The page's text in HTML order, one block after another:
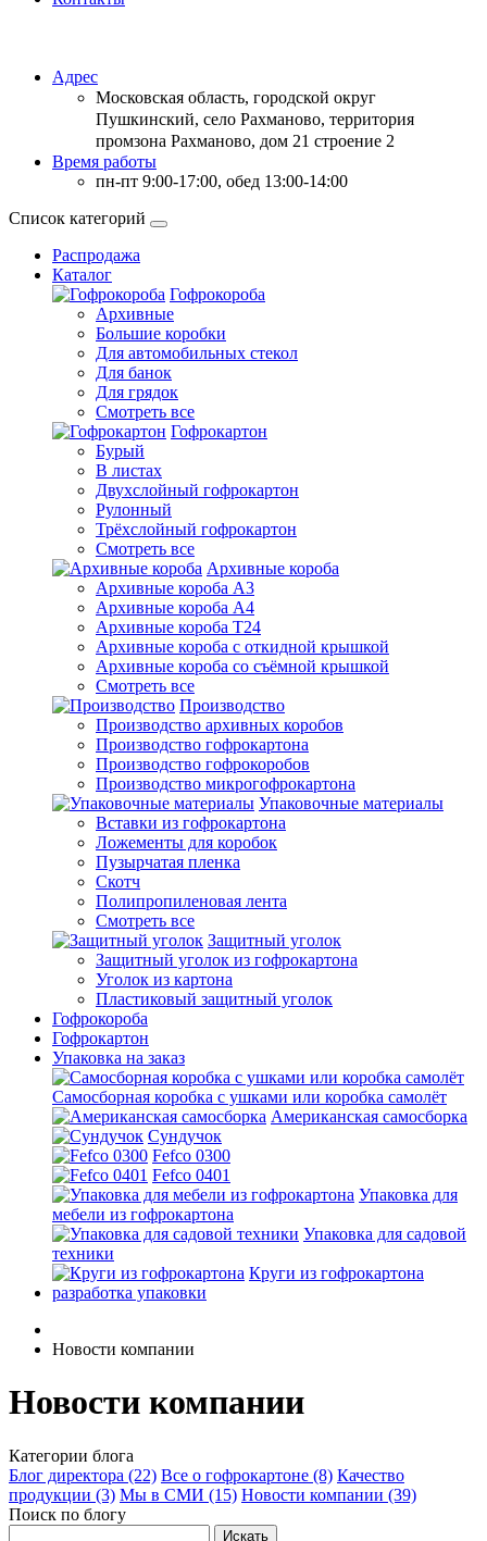
Адрес
Московская область, городской округ
Пушкинский, село Рахманово, территория
промзона Рахманово, дом 21 строение 2
Время работы
пн-пт 9:00-17:00, обед 13:00-14:00
Список категорий
Распродажа
Каталог
Гофрокороба
Архивные
Большие коробки
Для автомобильных стекол
Для банок
Для грядок
Смотреть все
Гофрокартон
Бурый
В листах
Двухслойный гофрокартон
Рулонный
Трёхслойный гофрокартон
Смотреть все
Архивные короба
Архивные короба А3
Архивные короба А4
Архивные короба Т24
Архивные короба с откидной крышкой
Архивные короба со съёмной крышкой
Смотреть все
Производство
Производство архивных коробов
Производство гофрокартона
Производство гофрокоробов
Производство микрогофрокартона
Упаковочные материалы
Вставки из гофрокартона
Ложементы для коробок
Пузырчатая пленка
Скотч
Полипропиленовая лента
Смотреть все
Защитный уголок
Защитный уголок из гофрокартона
Уголок из картона
Пластиковый защитный уголок
Гофрокороба
Гофрокартон
Упаковка на заказ
Самосборная коробка с ушками или коробка самолёт
Американская самосборка
Сундучок
Fefco 0300
Fefco 0401
Упаковка для
мебели из гофрокартона
Упаковка для садовой
техники
Круги из гофрокартона
разработка упаковки
Новости компании
Новости компании
Категории блога
Блог директора (22) Все о гофрокартоне (8) Качество
продукции (3) Мы в СМИ (15) Новости компании (39)
Поиск по блогу